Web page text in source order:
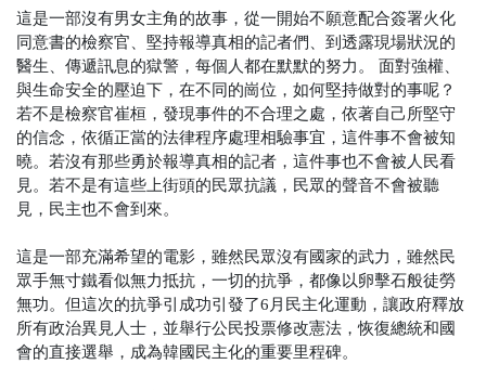
這是一部沒有男女主角的故事，從一開始不願意配合簽署火化
同意書的檢察官、堅持報導真相的記者們、到透露現場狀況的
醫生、傳遞訊息的獄警，每個人都在默默的努力。
面對強權、
與生命安全的壓迫下，在不同的崗位，如何堅持做對的事呢？
若不是檢察官崔桓，發現事件的不合理之處，依著自己所堅守
的信念，依循正當的法律程序處理相驗事宜，這件事不會被知
曉。若沒有那些勇於報導真相的記者，這件事也不會被人民看
見。若不是有這些上街頭的民眾抗議，民眾的聲音不會被聽
見，民主也不會到來。
這是一部充滿希望的電影，雖然民眾沒有國家的武力，雖然民
眾手無寸鐵看似無力抵抗，一切的抗爭，都像以卵擊石般徒勞
無功。但這次的抗爭引成功引發了6月民主化運動，讓政府釋放
所有政治異見人士，並舉行公民投票修改憲法，恢復總統和國
會的直接選舉，成為韓國民主化的重要里程碑。